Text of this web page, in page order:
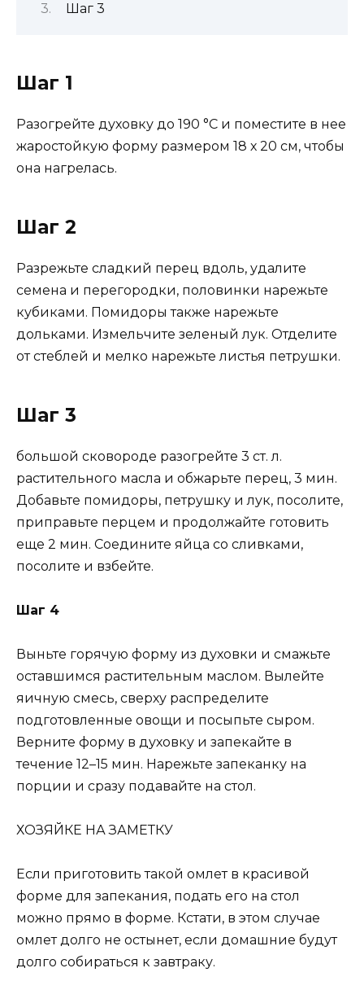
Шаг 3
Шаг 1
Разогрейте духовку до 190 °С и поместите в нее
жаростойкую форму размером 18 х 20 см, чтобы
она нагрелась.
Шаг 2
Разрежьте сладкий перец вдоль, удалите
семена и перегородки, половинки нарежьте
кубиками. Помидоры также нарежьте
дольками. Измельчите зеленый лук. Отделите
от стеблей и мелко нарежьте листья петрушки.
Шаг 3
большой сковороде разогрейте 3 ст. л.
растительного масла и обжарьте перец, 3 мин.
Добавьте помидоры, петрушку и лук, посолите,
приправьте перцем и продолжайте готовить
еще 2 мин. Соедините яйца со сливками,
посолите и взбейте.
Шаг 4
Выньте горячую форму из духовки и смажьте
оставшимся растительным маслом. Вылейте
яичную смесь, сверху распределите
подготовленные овощи и посыпьте сыром.
Верните форму в духовку и запекайте в
течение 12–15 мин. Нарежьте запеканку на
порции и сразу подавайте на стол.
ХОЗЯЙКЕ НА ЗАМЕТКУ
Если приготовить такой омлет в красивой
форме для запекания, подать его на стол
можно прямо в форме. Кстати, в этом случае
омлет долго не остынет, если домашние будут
долго собираться к завтраку.